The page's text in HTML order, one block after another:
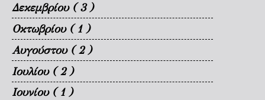
Δεκεμβρίου ( 3 )
Οκτωβρίου ( 1 )
Αυγούστου ( 2 )
Ιουλίου ( 2 )
Ιουνίου ( 1 )